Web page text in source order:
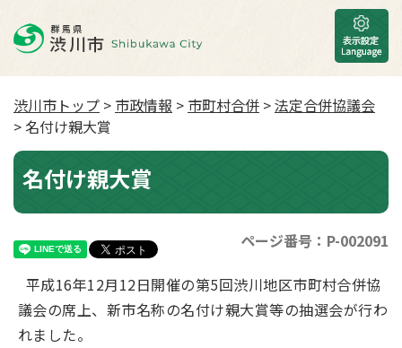
渋川市トップ > 市政情報 > 市町村合併 >法定合併協議会
> 名付け親大賞
名付け親大賞
ページ番号：P-002091
平成16年12月12日開催の第5回渋川地区市町村合併協
議会の席上、新市名称の名付け親大賞等の抽選会が行わ
れました。